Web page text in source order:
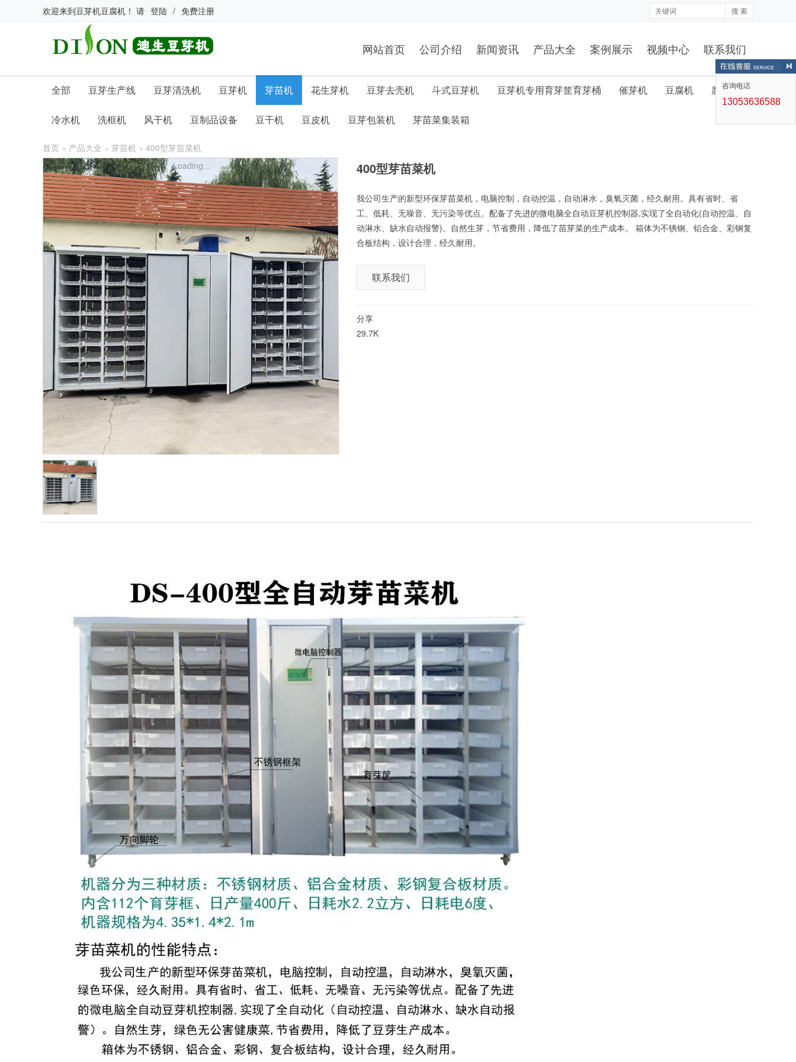
欢迎来到豆芽机豆腐机 ！ 请 登陆 / 免费注册 搜 索
网站首页 公司介绍 新闻资讯 产品大全 案例展示 视频中心 联系我们
全部 豆芽生产线 豆芽清洗机 豆芽机 芽苗机 花生芽机 豆芽去壳机 斗式豆芽机 豆芽机专用育芽筐育芽桶 催芽机 豆腐机 腐竹机
冷水机 洗框机 风干机 豆制品设备 豆干机 豆皮机 豆芽包装机 芽苗菜集装箱
首页 > 产品大全 > 芽苗机 > 400型芽苗菜机
Loading...
400型芽苗菜机
我公司生产的新型环保芽苗菜机，电脑控制，自动控温，自动淋水，臭氧灭菌，经久耐用。具有省时、省
工、低耗、无噪音、无污染等优点。配备了先进的微电脑全自动豆芽机控制器,实现了全自动化(自动控温、自
动淋水、缺水自动报警)。自然生芽，节省费用，降低了苗芽菜的生产成本。 箱体为不锈钢、铝合金、彩钢复
合板结构，设计合理，经久耐用。
联系我们
分享
29.7K
咨询电话
13053636588